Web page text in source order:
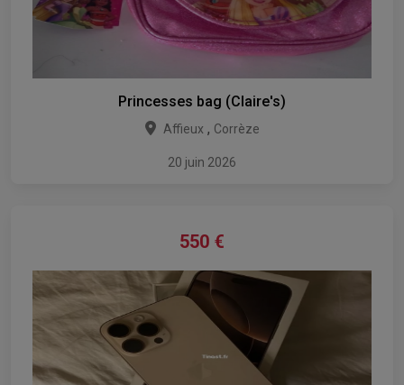
Princesses bag (Claire's)
Affieux , Corrèze
20 juin 2026
550 €